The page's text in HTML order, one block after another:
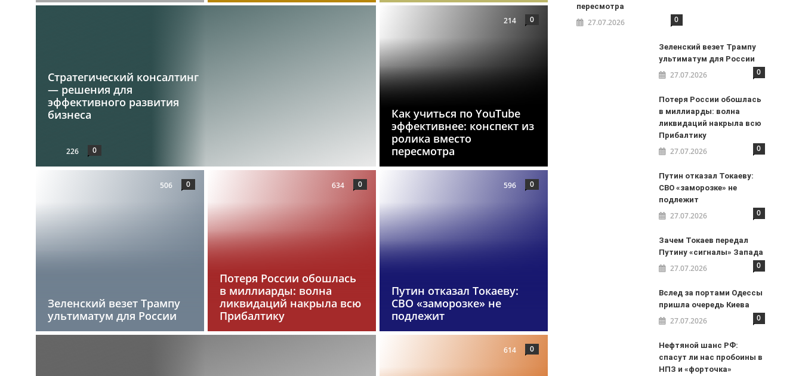
Стратегический консалтинг
— решения для
эффективного развития
бизнеса
226 0
Как учиться по YouTube
эффективнее: конспект из
ролика вместо
пересмотра
214 0
Зеленский везет Трампу
ультиматум для России
506 0
Потеря России обошлась
в миллиарды: волна
ликвидаций накрыла всю
Прибалтику
634 0
Путин отказал Токаеву:
СВО «заморозке» не
подлежит
596 0
614 0
пересмотра
27.07.2026 0
Зеленский везет Трампу
ультиматум для России
27.07.2026 0
Потеря России обошлась
в миллиарды: волна
ликвидаций накрыла всю
Прибалтику
27.07.2026 0
Путин отказал Токаеву:
СВО «заморозке» не
подлежит
27.07.2026 0
Зачем Токаев передал
Путину «сигналы» Запада
27.07.2026 0
Вслед за портами Одессы
пришла очередь Киева
27.07.2026 0
Нефтяной шанс РФ:
спасут ли нас пробоины в
НПЗ и «форточка»